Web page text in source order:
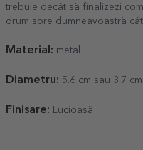
trebuie decât să finalizezi
drum spre dumneavoastră
Material: metal
Diametru: 5.6 cm sau 3.7 cm.
Finisare: Lucioasă